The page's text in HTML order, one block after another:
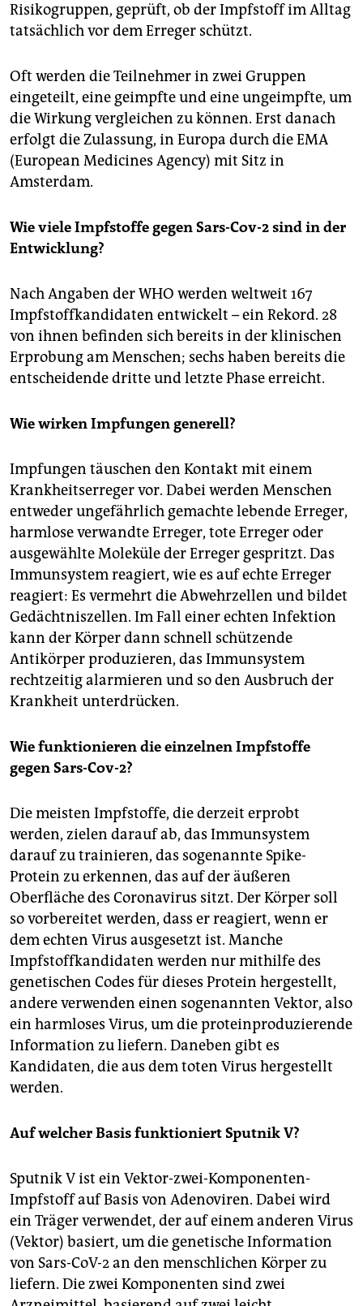
Risikogruppen, geprüft, ob der Impfstoff im Alltag
tatsächlich vor dem Erreger schützt.
Oft werden die Teilnehmer in zwei Gruppen
eingeteilt, eine geimpfte und eine ungeimpfte, um
die Wirkung vergleichen zu können. Erst danach
erfolgt die Zulassung, in Europa durch die EMA
(European Medicines Agency) mit Sitz in
Amsterdam.
Wie viele Impfstoffe gegen Sars-Cov-2 sind in der
Entwicklung?
Nach Angaben der WHO werden weltweit 167
Impfstoffkandidaten entwickelt – ein Rekord. 28
von ihnen befinden sich bereits in der klinischen
Erprobung am Menschen; sechs haben bereits die
entscheidende dritte und letzte Phase erreicht.
Wie wirken Impfungen generell?
Impfungen täuschen den Kontakt mit einem
Krankheitserreger vor. Dabei werden Menschen
entweder ungefährlich gemachte lebende Erreger,
harmlose verwandte Erreger, tote Erreger oder
ausgewählte Moleküle der Erreger gespritzt. Das
Immunsystem reagiert, wie es auf echte Erreger
reagiert: Es vermehrt die Abwehrzellen und bildet
Gedächtniszellen. Im Fall einer echten Infektion
kann der Körper dann schnell schützende
Antikörper produzieren, das Immunsystem
rechtzeitig alarmieren und so den Ausbruch der
Krankheit unterdrücken.
Wie funktionieren die einzelnen Impfstoffe
gegen Sars-Cov-2?
Die meisten Impfstoffe, die derzeit erprobt
werden, zielen darauf ab, das Immunsystem
darauf zu trainieren, das sogenannte Spike-
Protein zu erkennen, das auf der äußeren
Oberfläche des Coronavirus sitzt. Der Körper soll
so vorbereitet werden, dass er reagiert, wenn er
dem echten Virus ausgesetzt ist. Manche
Impfstoffkandidaten werden nur mithilfe des
genetischen Codes für dieses Protein hergestellt,
andere verwenden einen sogenannten Vektor, also
ein harmloses Virus, um die proteinproduzierende
Information zu liefern. Daneben gibt es
Kandidaten, die aus dem toten Virus hergestellt
werden.
Auf welcher Basis funktioniert Sputnik V?
Sputnik V ist ein Vektor-zwei-Komponenten-
Impfstoff auf Basis von Adenoviren. Dabei wird
ein Träger verwendet, der auf einem anderen Virus
(Vektor) basiert, um die genetische Information
von Sars-CoV-2 an den menschlichen Körper zu
liefern. Die zwei Komponenten sind zwei